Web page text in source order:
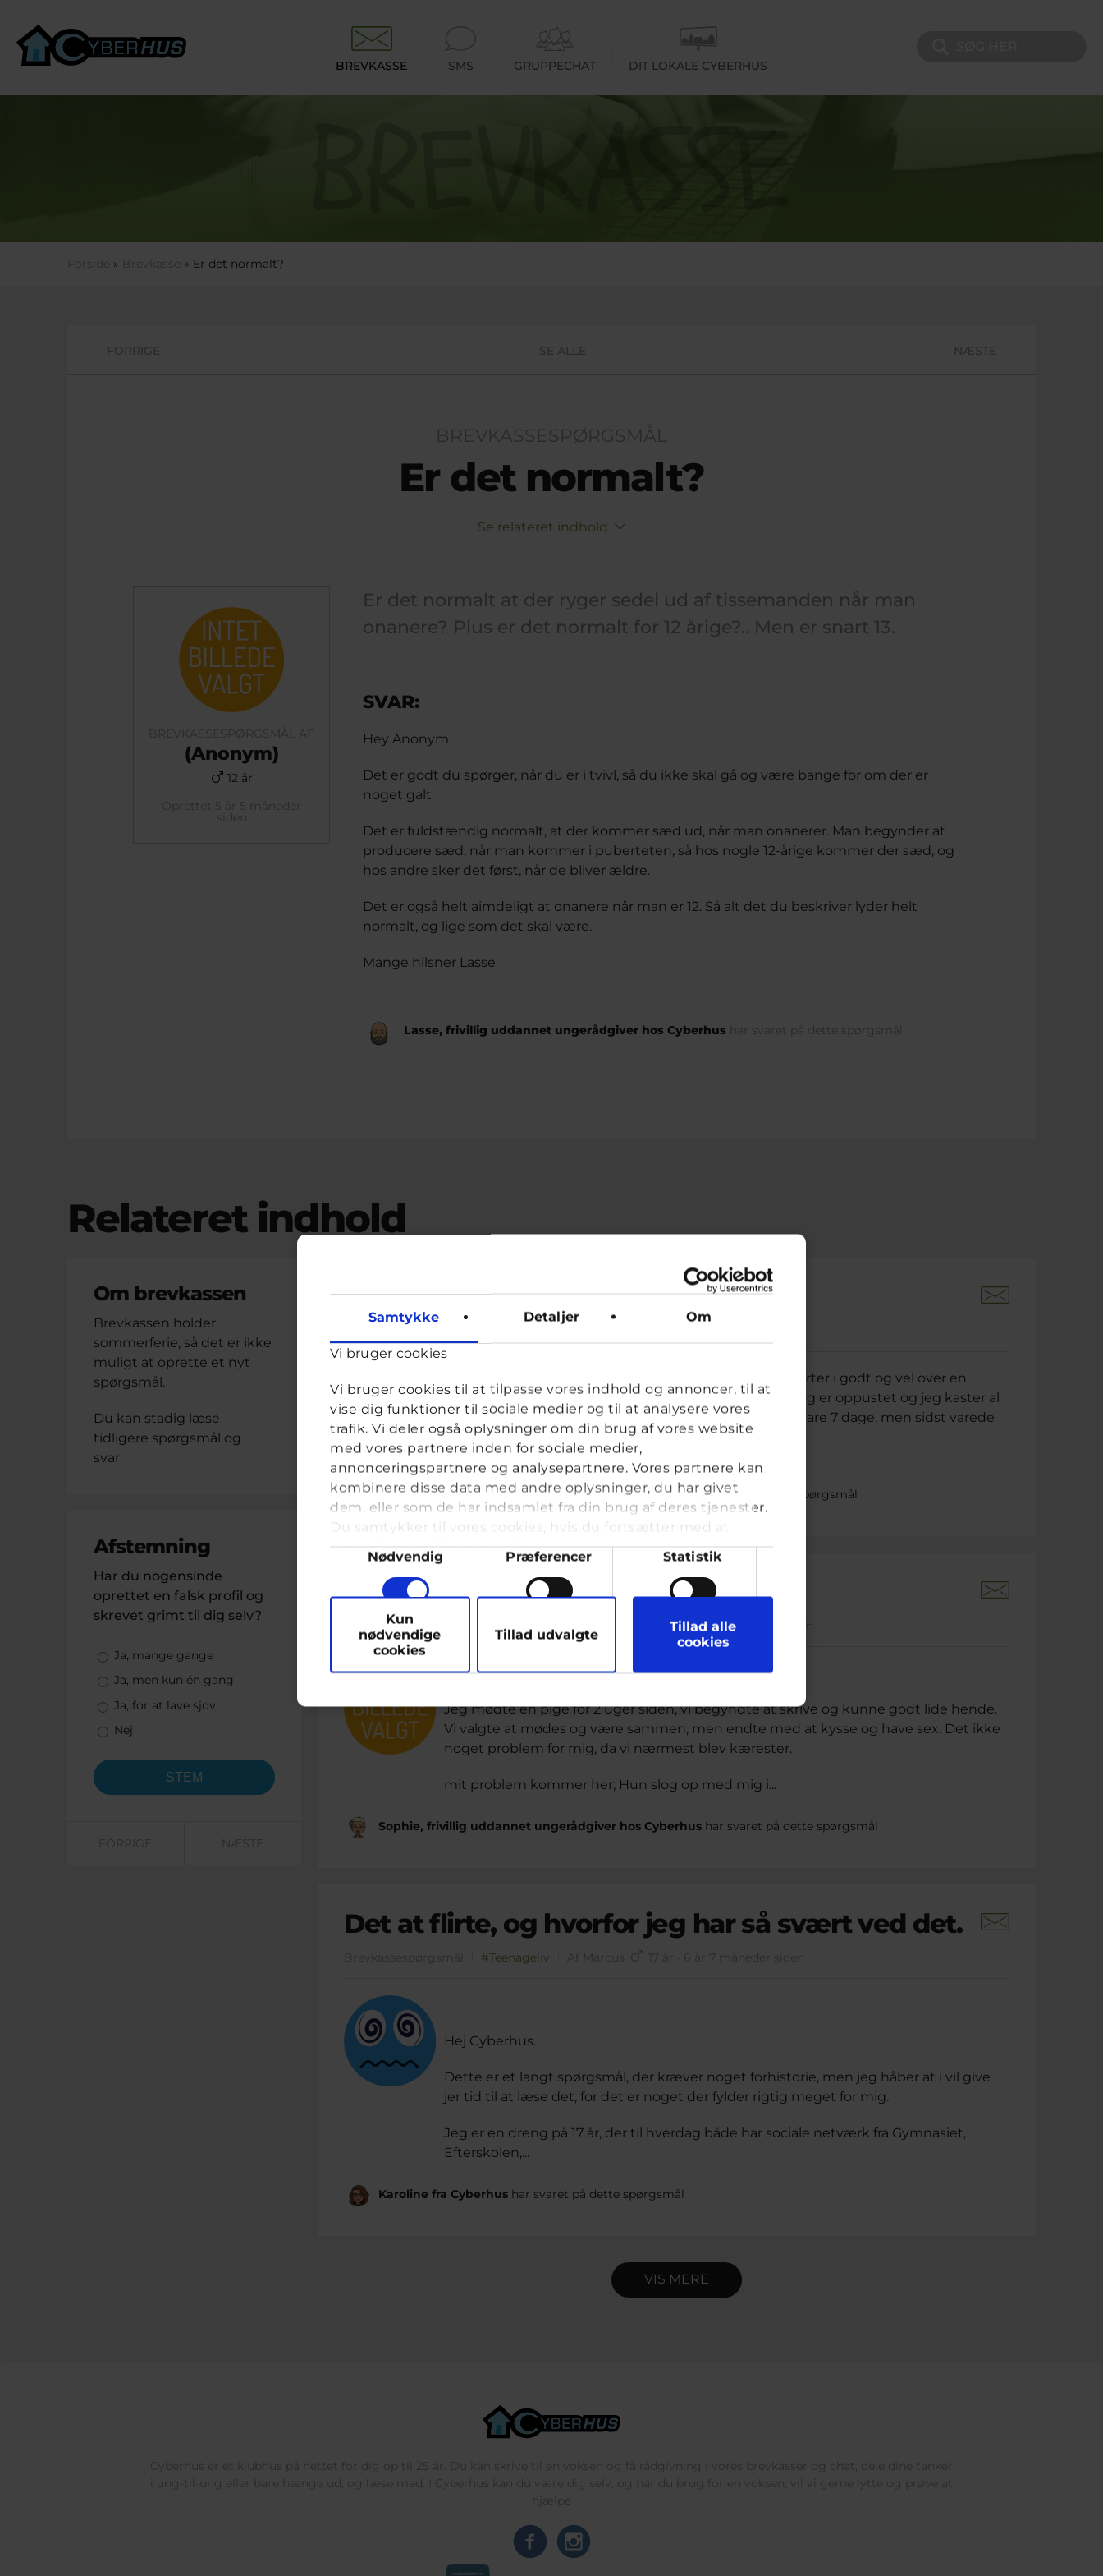
Samtykke Detaljer Om
Vi bruger cookies
Vi bruger cookies til at tilpasse vores indhold og annoncer, til at
vise dig funktioner til sociale medier og til at analysere vores
trafik. Vi deler også oplysninger om din brug af vores website
med vores partnere inden for sociale medier,
annonceringspartnere og analysepartnere. Vores partnere kan
kombinere disse data med andre oplysninger, du har givet
dem, eller som de har indsamlet fra din brug af deres tjenester.
Du samtykker til vores cookies, hvis du fortsætter med at
anvende vores hjemmeside.
Samtykkevalg
Nødvendig Præferencer Statistik
Marketing
Kun
nødvendige
cookies
Tillad udvalgte
Tillad alle
cookies
BREVKASSE SMS GRUPPECHAT DIT LOKALE CYBERHUS
Du er her
Forside » Brevkasse » Er det normalt?
FORRIGE SE ALLE NÆSTE
BREVKASSESPØRGSMÅL
Er det normalt?
Se relateret indhold
BREVKASSESPØRGSMÅL AF
(Anonym)
12 år
Oprettet 5 år 5 måneder
siden
Er det normalt at der ryger sedel ud af tissemanden når man
onanere? Plus er det normalt for 12 årige?.. Men er snart 13.
SVAR:
Hey Anonym
Det er godt du spørger, når du er i tvivl, så du ikke skal gå og være bange for om der er
noget galt.
Det er fuldstændig normalt, at der kommer sæd ud, når man onanerer. Man begynder at
producere sæd, når man kommer i puberteten, så hos nogle 12-årige kommer der sæd, og
hos andre sker det først, når de bliver ældre.
Det er også helt aimdeligt at onanere når man er 12. Så alt det du beskriver lyder helt
normalt, og lige som det skal være.
Mange hilsner Lasse
Lasse, frivillig uddannet ungerådgiver hos Cyberhus har svaret på dette spørgsmål
Relateret indhold
Om brevkassen
Brevkassen holder
sommerferie, så det er ikke
muligt at oprette et nyt
spørgsmål.
Du kan stadig læse
tidligere spørgsmål og
svar.
Afstemning
Har du nogensinde
oprettet en falsk profil og
skrevet grimt til dig selv?
Valgmuligheder
Ja, mange gange
Ja, men kun én gang
Ja, for at lave sjov
Nej
FORRIGE NÆSTE
Mens eller gravid?
Hej jeg skriver fordi jeg nu har haft mens-lignende smerter i godt og vel over en
måned nu. Jeg har ondt i den nederste del af maven, jeg er oppustet og jeg kaster al
min mad op når jeg spiser. Min menstruation plejer at vare 7 dage, men sidst varede
den kun 5 dage, hvilket for mig var mærkelig...
Gro, frivillig uddannet ungerådgiver hos Cyberhus har svaret på dette spørgsmål
Kærlighed
Brevkassespørgsmål #Teenageliv Af Forvirret 17 år · 6 år 5 måneder siden
Jeg har et problem.
Jeg mødte en pige for 2 uger siden, vi begyndte at skrive og kunne godt lide hende.
Vi valgte at mødes og være sammen, men endte med at kysse og have sex. Det ikke
noget problem for mig, da vi nærmest blev kærester.
mit problem kommer her; Hun slog op med mig i...
Sophie, frivillig uddannet ungerådgiver hos Cyberhus har svaret på dette spørgsmål
Det at flirte, og hvorfor jeg har så svært ved det.
Brevkassespørgsmål #Teenageliv Af Marcus 17 år · 6 år 7 måneder siden
Hej Cyberhus.
Dette er et langt spørgsmål, der kræver noget forhistorie, men jeg håber at i vil give
jer tid til at læse det, for det er noget der fylder rigtig meget for mig.
Jeg er en dreng på 17 år, der til hverdag både har sociale netværk fra Gymnasiet,
Efterskolen,...
Karoline fra Cyberhus har svaret på dette spørgsmål
VIS MERE
Cyberhus er et klubhus på nettet for dig op til 25 år. Du kan skrive til en voksen og få rådgivning i vores brevkasser og chat, dele dine tanker
i ung-til-ung eller bare hænge ud, og læse med. I Cyberhus kan du være dig selv, og har du brug for en voksen, vil vi gerne lytte og prøve at
hjælpe